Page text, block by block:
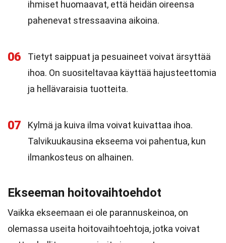
ihmiset huomaavat, että heidän oireensa
pahenevat stressaavina aikoina.
06
Tietyt saippuat ja pesuaineet voivat ärsyttää
ihoa. On suositeltavaa käyttää hajusteettomia
ja hellävaraisia tuotteita.
07
Kylmä ja kuiva ilma voivat kuivattaa ihoa.
Talvikuukausina ekseema voi pahentua, kun
ilmankosteus on alhainen.
Ekseeman hoitovaihtoehdot
Vaikka ekseemaan ei ole parannuskeinoa, on
olemassa useita hoitovaihtoehtoja, jotka voivat